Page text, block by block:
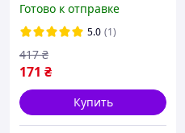
косточек, Вишнечистка
Готово к отправке
5.0 (1)
171 ₴
417 ₴
Купить